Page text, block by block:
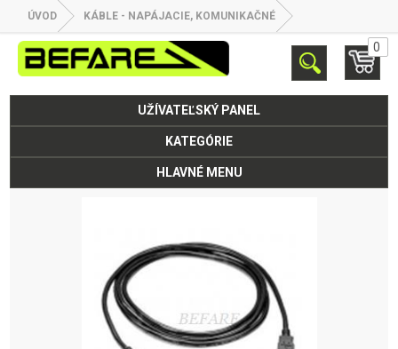
ÚVOD KÁBLE - NAPÁJACIE, KOMUNIKAČNÉ
0
UŽÍVATEĽSKÝ PANEL
KATEGÓRIE
HLAVNÉ MENU